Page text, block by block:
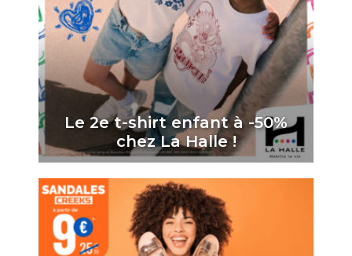
Le 2e t-shirt enfant à -50%
chez La Halle !